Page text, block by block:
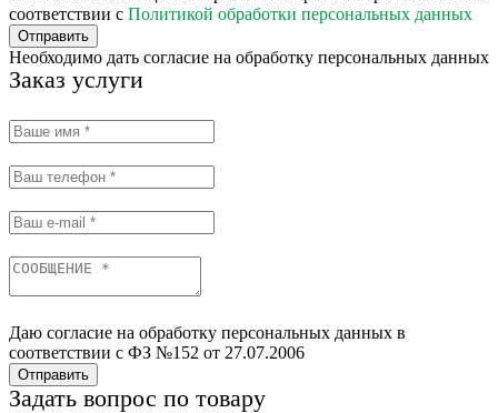
соответствии с Политикой обработки персональных данных
Отправить
Необходимо дать согласие на обработку персональных данных
Заказ услуги
Даю согласие на обработку персональных данных в
соответствии с ФЗ №152 от 27.07.2006
Отправить
Задать вопрос по товару